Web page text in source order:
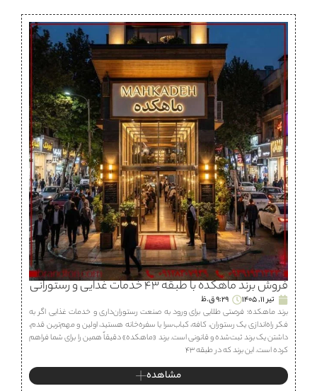
فروش برند ماهكده با طبقه ۴۳ خدمات غذایی و رستورانی
تیر 11, 1405
9:29 ق.ظ
برند ماهكده؛ فرصتی طلایی برای ورود به صنعت رستوران‌داری و خدمات غذایی اگر به
فکر راه‌اندازی یک رستوران، كافه، كباب‌سرا یا سفره‌خانه هستید، اولین و مهم‌ترین قدم،
داشتن یک برند ثبت‌شده و قانونی است. برند «ماهكده» دقیقاً همین را برای شما فراهم
کرده است. این برند که در طبقه ۴۳
مشاهده